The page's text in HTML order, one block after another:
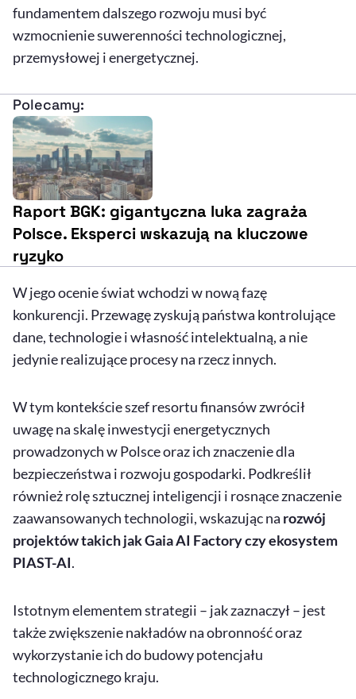
fundamentem dalszego rozwoju musi być
wzmocnienie suwerenności technologicznej,
przemysłowej i energetycznej.
Polecamy:
Raport BGK: gigantyczna luka zagraża
Polsce. Eksperci wskazują na kluczowe
ryzyko
W jego ocenie świat wchodzi w nową fazę
konkurencji. Przewagę zyskują państwa kontrolujące
dane, technologie i własność intelektualną, a nie
jedynie realizujące procesy na rzecz innych.
W tym kontekście szef resortu finansów zwrócił
uwagę na skalę inwestycji energetycznych
prowadzonych w Polsce oraz ich znaczenie dla
bezpieczeństwa i rozwoju gospodarki. Podkreślił
również rolę sztucznej inteligencji i rosnące znaczenie
zaawansowanych technologii, wskazując na rozwój
projektów takich jak GaiaAI Factoryczy ekosystem
PIAST-AI.
Istotnym elementem strategii – jak zaznaczył – jest
także zwiększenie nakładów na obronność oraz
wykorzystanie ich do budowy potencjału
technologicznego kraju.